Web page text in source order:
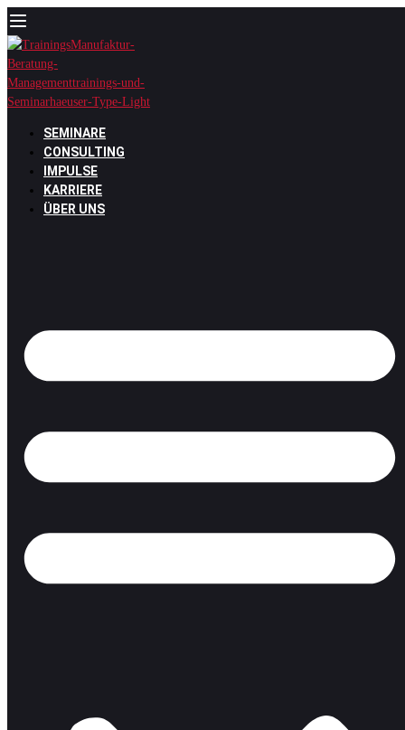
Zum
Inhalt
springen
SEMINARE
CONSULTING
IMPULSE
KARRIERE
ÜBER UNS